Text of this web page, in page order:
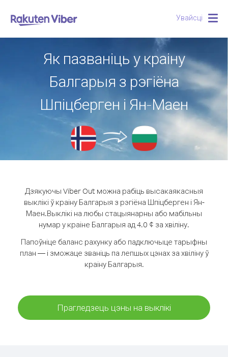
Увайсці
Як пазваніць у краіну
Балгарыя з рэгіёна
Шпіцберген і Ян-Маен
Дзякуючы Viber Out можна рабіць высакаякасныя
выклікі ў краіну Балгарыя з рэгіёна Шпіцберген і Ян-
Маен.Выклікі на любы стацыянарны або мабільны
нумар у краіне Балгарыя ад 4.0 ¢ за хвіліну.
Папоўніце баланс рахунку або падключыце тарыфны
план — і зможаце званіць па лепшых цэнах за хвіліну ў
краіну Балгарыя.
Прагледзець цэны на выклікі